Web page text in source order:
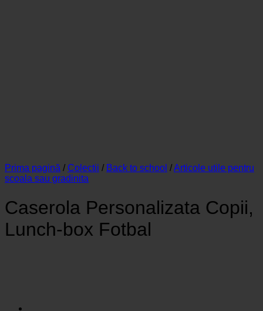
Prima pagină / Colectii / Back to school /Articole utile pentru
scoala sau gradinita
Caserola Personalizata Copii,
Lunch-box Fotbal